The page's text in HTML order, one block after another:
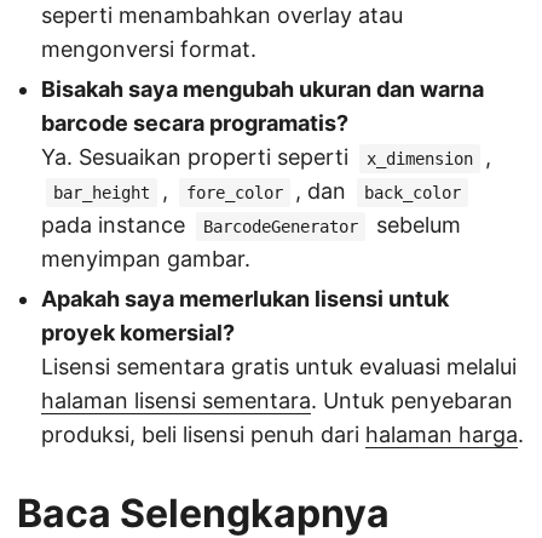
seperti menambahkan overlay atau
mengonversi format.
Bisakah saya mengubah ukuran dan warna
barcode secara programatis?
Ya. Sesuaikan properti seperti
x_dimension ,
bar_height , fore_color , dan back_color
pada instance BarcodeGenerator
sebelum
menyimpan gambar.
Apakah saya memerlukan lisensi untuk
proyek komersial?
Lisensi sementara gratis untuk evaluasi melalui
halaman lisensi sementara. Untuk penyebaran
produksi, beli lisensi penuh dari halaman harga.
Baca Selengkapnya